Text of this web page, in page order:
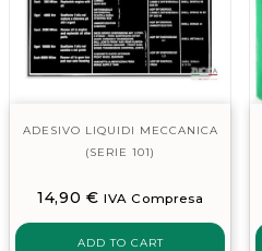
ADESIVO LIQUIDI MECCANICA
(SERIE 101)
14,90 € IVA Compresa
ADD TO CART